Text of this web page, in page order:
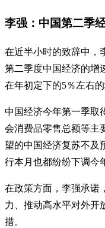
李强：中国第二季
在近半小时的致辞中，
第二季度中国经济的增
在年初定下的5％左右的
中国经济今年第一季取
会消费品零售总额等主
望的中国经济复苏不及
行本月也都纷纷下调今
在政策方面，李强承诺
力、推动高水平对外开
措。